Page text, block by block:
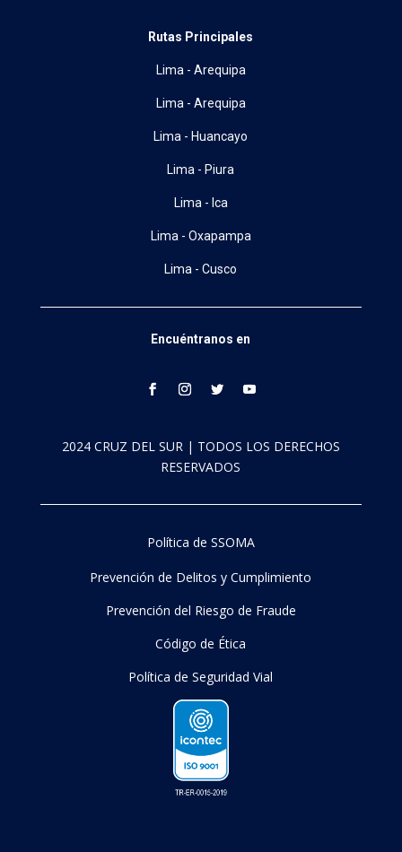
Rutas Principales
Lima - Arequipa
Lima - Arequipa
Lima - Huancayo
Lima - Piura
Lima - Ica
Lima - Oxapampa
Lima - Cusco
Encuéntranos en
2024 CRUZ DEL SUR | TODOS LOS DERECHOS
RESERVADOS
Política de SSOMA
Prevención de Delitos y Cumplimiento
Prevención del Riesgo de Fraude
Código de Ética
Política de Seguridad Vial